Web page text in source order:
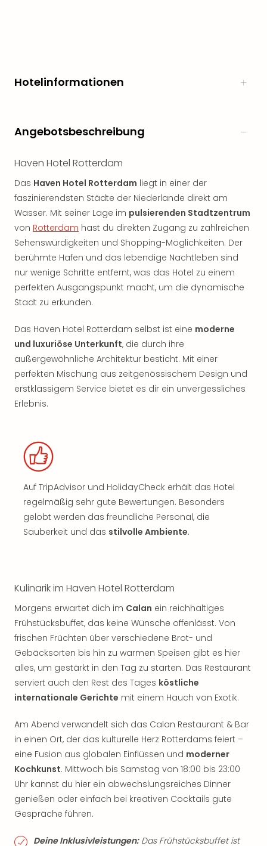
Hotelinformationen
Angebotsbeschreibung
Haven Hotel Rotterdam
Das Haven Hotel Rotterdam liegt in einer der
faszinierendsten Städte der Niederlande direkt am
Wasser. Mit seiner Lage im pulsierenden Stadtzentrum
von Rotterdam hast du direkten Zugang zu zahlreichen
Sehenswürdigkeiten und Shopping-Möglichkeiten. Der
berühmte Hafen und das lebendige Nachtleben sind
nur wenige Schritte entfernt, was das Hotel zu einem
perfekten Ausgangspunkt macht, um die dynamische
Stadt zu erkunden.
Das Haven Hotel Rotterdam selbst ist eine moderne
und luxuriöse Unterkunft, die durch ihre
außergewöhnliche Architektur besticht. Mit einer
perfekten Mischung aus zeitgenössischem Design und
erstklassigem Service bietet es dir ein unvergessliches
Erlebnis.
Auf TripAdvisor und HolidayCheck erhält das Hotel
regelmäßig sehr gute Bewertungen. Besonders
gelobt werden das freundliche Personal, die
Sauberkeit und das stilvolle Ambiente.
Kulinarik im Haven Hotel Rotterdam
Morgens erwartet dich im Calan ein reichhaltiges
Frühstücksbuffet, das keine Wünsche offenlässt. Von
frischen Früchten über verschiedene Brot- und
Gebäcksorten bis hin zu warmen Speisen gibt es hier
alles, um gestärkt in den Tag zu starten. Das Restaurant
serviert auch den Rest des Tages köstliche
internationale Gerichte mit einem Hauch von Exotik.
Am Abend verwandelt sich das Calan Restaurant & Bar
in einen Ort, der das kulturelle Herz Rotterdams feiert –
eine Fusion aus globalen Einflüssen und moderner
Kochkunst. Mittwoch bis Samstag von 18:00 bis 23:00
Uhr kannst du hier ein abwechslungsreiches Dinner
genießen oder einfach bei kreativen Cocktails gute
Gespräche führen.
Deine Inklusivleistungen:Das Frühstücksbuffet ist